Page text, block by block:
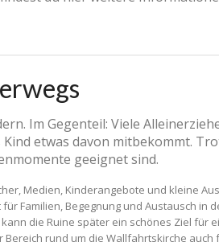
Im Gegenteil: Viele
etwas davon mitbekommt.
geeignet sind.
Medien, Kinderangebote und kleine
Familien, Begegnung und Austausch in
die Ruine später ein schönes Ziel für
Bereich rund um die Wallfahrtskirche auch